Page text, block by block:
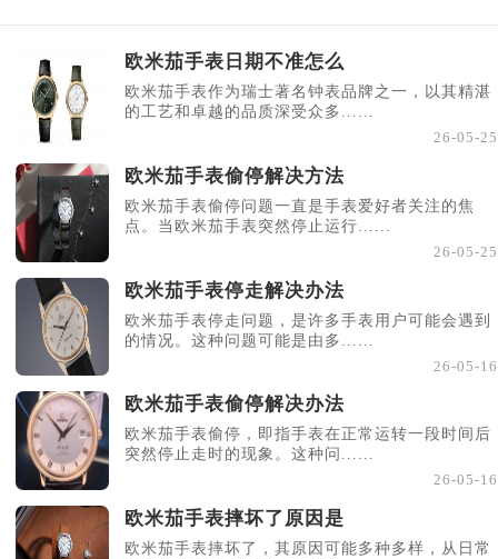
欧米茄手表日期不准怎么
欧米茄手表作为瑞士著名钟表品牌之一，以其精湛
的工艺和卓越的品质深受众多......
26-05-25
欧米茄手表偷停解决方法
欧米茄手表偷停问题一直是手表爱好者关注的焦
点。当欧米茄手表突然停止运行......
26-05-25
欧米茄手表停走解决办法
欧米茄手表停走问题，是许多手表用户可能会遇到
的情况。这种问题可能是由多......
26-05-16
欧米茄手表偷停解决办法
欧米茄手表偷停，即指手表在正常运转一段时间后
突然停止走时的现象。这种问......
26-05-16
欧米茄手表摔坏了原因是
欧米茄手表摔坏了，其原因可能多种多样，从日常